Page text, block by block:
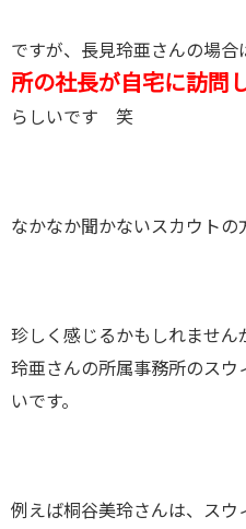
ですが、長見玲亜さんの場合
所の社長が自宅に訪問
らしいです 笑
なかなか聞かないスカウト
珍しく感じるかもしれません
玲亜さんの所属事務所のスウ
いです。
例えば桐谷美玲さんは、スウ